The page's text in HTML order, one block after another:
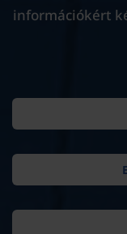
információkért